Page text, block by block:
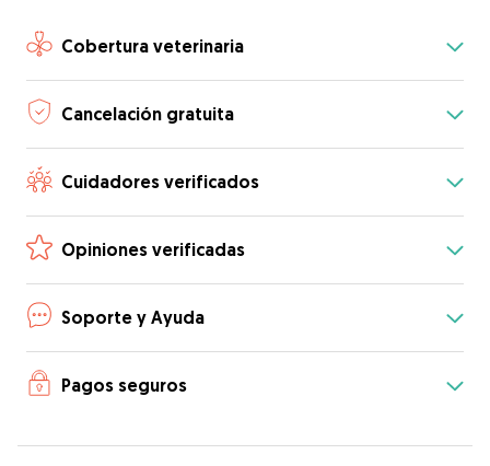
Cobertura veterinaria
Cancelación gratuita
Cuidadores verificados
Opiniones verificadas
Soporte y Ayuda
Pagos seguros